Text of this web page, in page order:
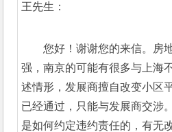
王先生：
您好！谢谢您的来信。房
强，南京的可能有很多与上海
述情形，发展商擅自改变小区
已经通过，只能与发展商交涉
是如何约定违约责任的，有无